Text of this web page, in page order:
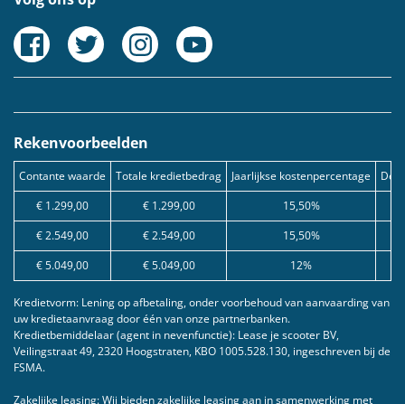
Rekenvoorbeelden
Contante waarde Totale kredietbedrag Jaarlijkse kostenpercentage
€ 1.299,00
€ 1.299,00
15,50%
€ 2.549,00
€ 2.549,00
15,50%
€ 5.049,00
€ 5.049,00 12%
Kredietvorm: Lening op afbetaling, onder voorbehoud van aanvaarding van
uw kredietaanvraag door één van onze partnerbanken.
Kredietbemiddelaar (agent in nevenfunctie): Lease je scooter BV,
Veilingstraat 49, 2320 Hoogstraten, KBO 1005.528.130, ingeschreven bij de
FSMA.
Zakelijke leasing: Wij bieden zakelijke leasing aan in samenwerking met